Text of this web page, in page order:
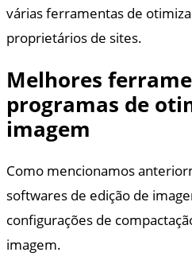
várias ferramentas de
proprietários de sites.
Melhores
programas de
imagem
Como mencionamos
softwares de edição de
configurações de
imagem.